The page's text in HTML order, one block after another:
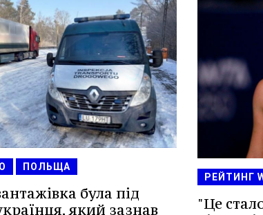
ПОЛЬЩА
була під
який зазнав
РЕЙТИНГ
"Це